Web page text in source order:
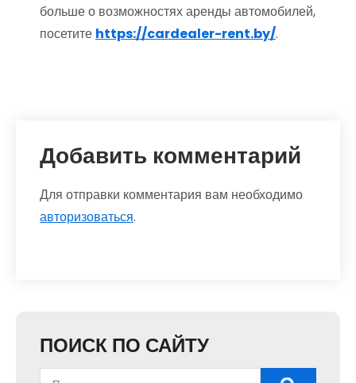
больше о возможностях аренды автомобилей,
посетите https://cardealer-rent.by/.
Добавить комментарий
Для отправки комментария вам необходимо
авторизоваться.
ПОИСК ПО САЙТУ